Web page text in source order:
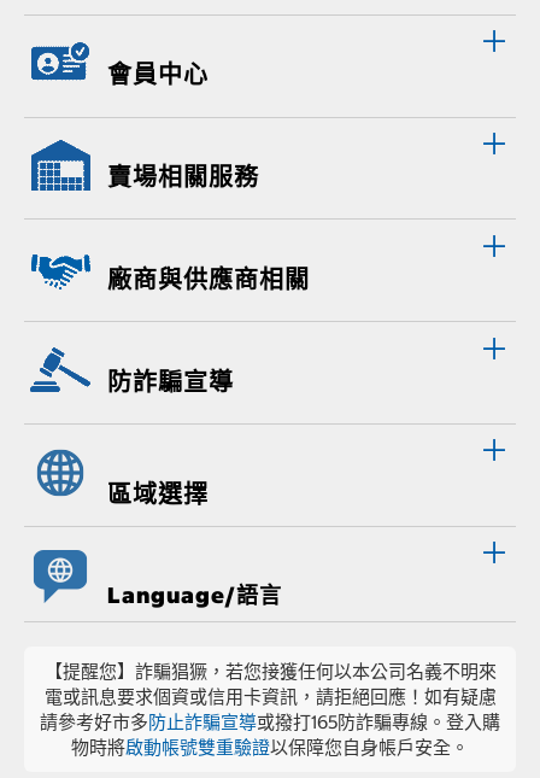
會員中心
賣場相關服務
廠商與供應商相關
防詐騙宣導
區域選擇
Language/語言
【提醒您】詐騙猖獗，若您接獲任何以本公司名義不明來
電或訊息要求個資或信用卡資訊，請拒絕回應！如有疑慮
請參考好市多防止詐騙宣導或撥打165防詐騙專線。登入購
物時將啟動帳號雙重驗證以保障您自身帳戶安全。